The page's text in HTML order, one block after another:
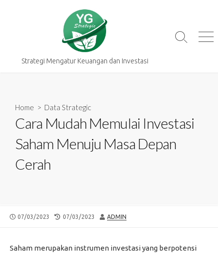
Strategi Mengatur Keuangan dan Investasi
Search
Home > Data Strategic
Cara Mudah Memulai Investasi
Saham Menuju Masa Depan
Cerah
PUBLISHED
07/03/2023
LAST
07/03/2023 AUTHOR
ADMIN
Saham merupakan instrumen investasi yang berpotensi